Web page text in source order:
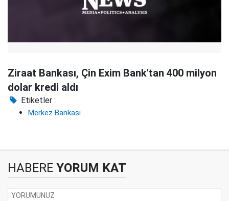
Ziraat Bankası, Çin Exim Bank'tan 400 milyon
dolar kredi aldı
Etiketler :
Merkez Bankası
HABERE YORUM KAT